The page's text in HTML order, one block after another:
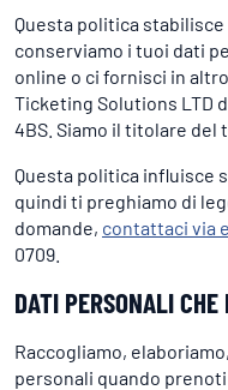
Questa politica
conserviamo i tuoi dati
online o ci fornisci in
Ticketing Solutions LTD
4BS. Siamo il titolare
Questa politica influisce
quindi ti preghiamo di
domande, contattaci via
0709.
DATI PERSONALI CHE
Raccogliamo,
personali quando